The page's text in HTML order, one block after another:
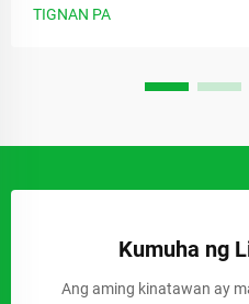
TIGNAN PA
Kumuha ng
Ang aming kinatawan ay